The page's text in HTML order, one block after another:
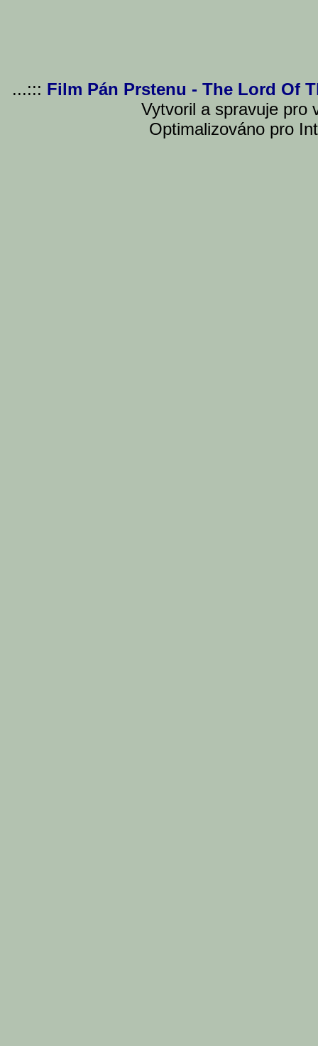
...::: Film Pán Prstenu - The Lord Of
Vytvoril a spravuje pro
Optimalizováno pro